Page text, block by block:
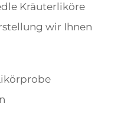
Kräuterliköre
wir Ihnen